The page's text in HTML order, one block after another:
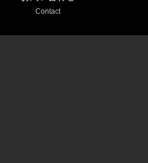
Contact